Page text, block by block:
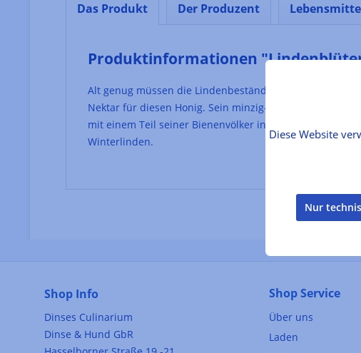
Das Produkt Der Produzent
Produktinformationen
Alt genug müssen die Lindenbestände sein und, wie
Nektar für diesen Honig. Sein minzig-frisches Aroma
mit einem Teil seiner Bienenvölker in das benachbarte
Winterlinden.
Shop Info
Dinses Culinarium
Dinse & Hund GbR
Shop Service
Über uns
Laden
Diese Website
Nur